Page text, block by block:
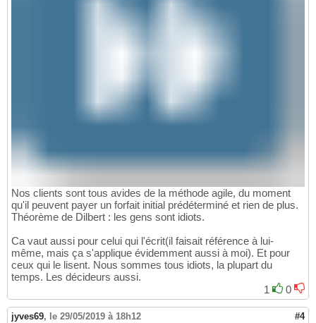
Nos clients sont tous avides de la méthode agile, du moment
qu'il peuvent payer un forfait initial prédéterminé et rien de plus.
Théorème de Dilbert : les gens sont idiots.
Ca vaut aussi pour celui qui l'écrit(il faisait référence à lui-
même, mais ça s'applique évidemment aussi à moi). Et pour
ceux qui le lisent. Nous sommes tous idiots, la plupart du
temps. Les décideurs aussi.
1
0
jyves69, le 29/05/2019 à 18h12 #4